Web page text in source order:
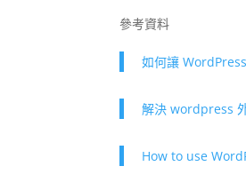
參考資料
如何讓
解決 wordpress
How to use